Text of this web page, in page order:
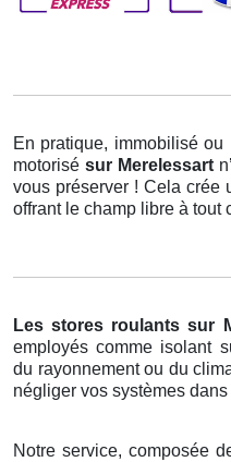
En pratique, immobilisé
motorisé sur Merelessart
vous préserver ! Cela crée
offrant le champ libre à tout
Les stores roulants sur
employés comme isolant
du rayonnement ou du
négliger vos systèmes dans
Notre service, composée